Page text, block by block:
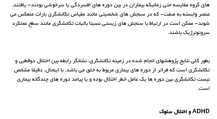
های گروه مقایسه حتی زمانیکه بیماران در بین دوره های افسردگی یا سرخوشی بودند- یافتند.
عنصر وابسته به صفت- که در سنجش های شخصیتی مانند مقیاس تکانشگری بارات منعکس می
شوند- ممکن است در ارتباط با سنجش های زیستی نسبتا باثبات تکانشگری مانند سطح عملکرد
سروتونرژیک باشند.
بطور کلی نتایج پژوهشهای انجام شده در زمینه تکانشگری، نشانگر رابطه بین اختلال دوقطبی و
تکانشگری است که فراتر از دوره های بیماری مربوط به خلق می باشد. با اینحال، دقیقا مشخص
نیست تکانشگری بین دوره ها یک عامل خطر اختلال بوده و یا پیامد دوره های چندگانه بیماری
است.
ADHD و اختلال سلوک